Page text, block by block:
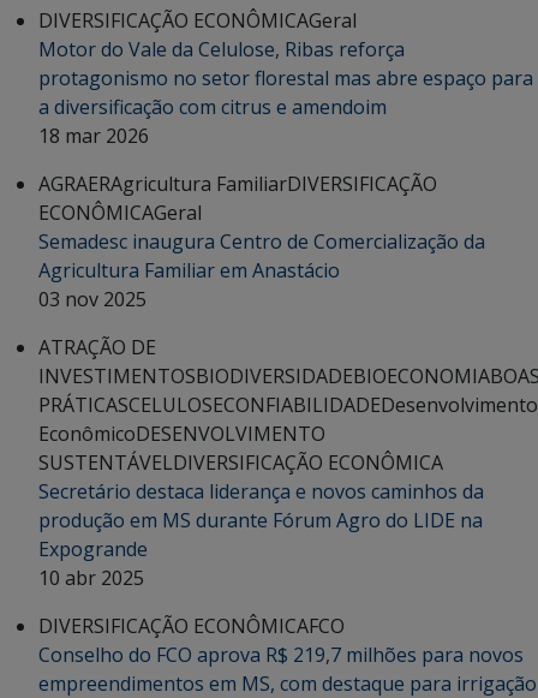
DIVERSIFICAÇÃO ECONÔMICAGeral
Motor do Vale da Celulose, Ribas reforça
protagonismo no setor florestal mas abre espaço para
a diversificação com citrus e amendoim
18 mar 2026
AGRAERAgricultura FamiliarDIVERSIFICAÇÃO
ECONÔMICAGeral
Semadesc inaugura Centro de Comercialização da
Agricultura Familiar em Anastácio
03 nov 2025
ATRAÇÃO DE
INVESTIMENTOSBIODIVERSIDADEBIOECONOMIA
PRÁTICASCELULOSECONFIABILIDADEDesenvolvimento
EconômicoDESENVOLVIMENTO
SUSTENTÁVELDIVERSIFICAÇÃO ECONÔMICA
Secretário destaca liderança e novos caminhos da
produção em MS durante Fórum Agro do LIDE na
Expogrande
10 abr 2025
DIVERSIFICAÇÃO ECONÔMICAFCO
Conselho do FCO aprova R$ 219,7 milhões para novos
empreendimentos em MS, com destaque para irrigação